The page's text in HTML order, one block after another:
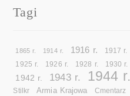
Tagi
1865 r. 1914 r. 1916 r. 1917 r.
1925 r. 1926 r. 1928 r. 1930 r.
1942 r. 1943 r. 1944 r.
Stilkr
Armia Krajowa Cmentarz